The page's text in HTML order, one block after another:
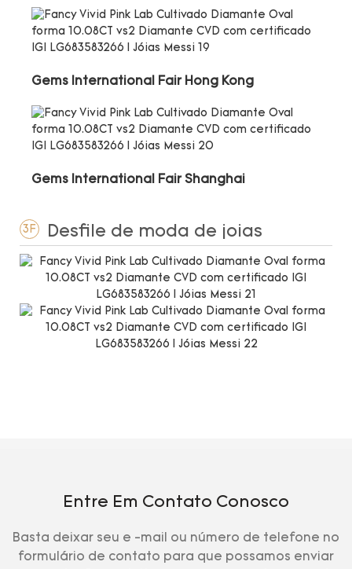
Gems International Fair Hong Kong
Gems International Fair Shanghai
3F Desfile de moda de joias
Entre Em Contato Conosco
Basta deixar seu e -mail ou número de telefone no
formulário de contato para que possamos enviar